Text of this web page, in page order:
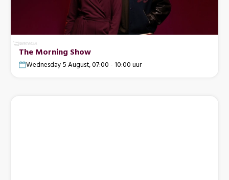
The Morning Show
Wednesday 5 August, 07:00 - 10:00 uur